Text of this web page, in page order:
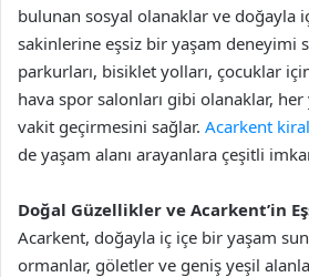
bulunan sosyal olanaklar ve doğayla
sakinlerine eşsiz bir yaşam deneyimi
parkurları, bisiklet yolları, çocuklar
hava spor salonları gibi olanaklar,
vakit geçirmesini sağlar. Acarkent
de yaşam alanı arayanlara çeşitli
Doğal Güzellikler ve Acarkent’in
Acarkent, doğayla iç içe bir yaşam
ormanlar, göletler ve geniş yeşil